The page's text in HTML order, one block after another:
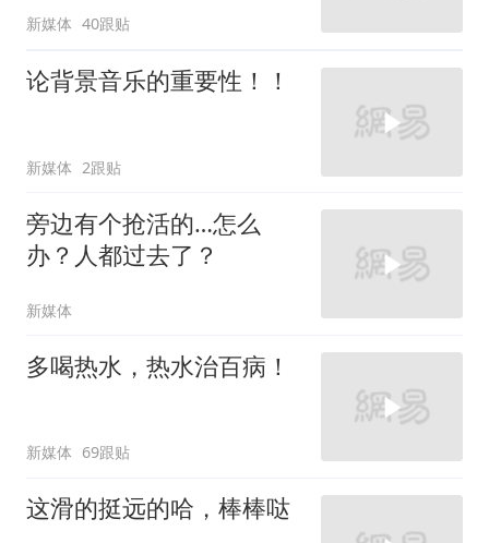
新媒体 40跟贴
论背景音乐的重要性！！
新媒体 2跟贴
旁边有个抢活的…怎么
办？人都过去了？
新媒体
多喝热水，热水治百病！
新媒体 69跟贴
这滑的挺远的哈，棒棒哒